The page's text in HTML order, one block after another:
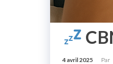
4 avril 2025 Par